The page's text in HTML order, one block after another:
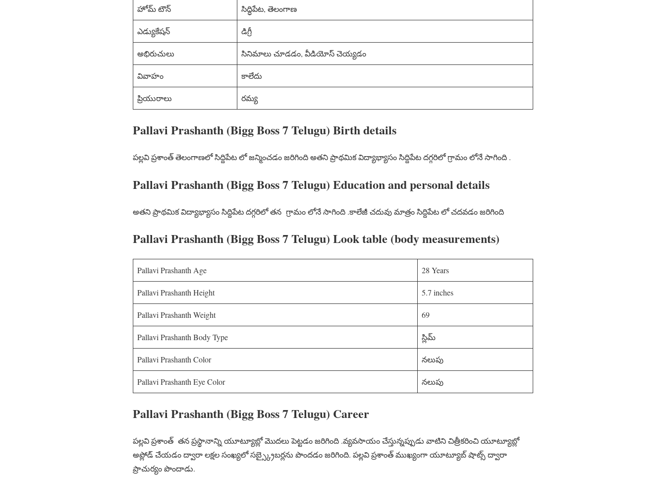
హోమ్ టౌన్ సిద్ధిపేట, తెలంగాణ
ఎడ్యుకేషన్ డిగ్రీ
అభిరుచులు సినిమాలు చూడడం, వీడియోస్ చెయ్యడం
వివాహం కాలేదు
ప్రియురాలు రమ్య
Pallavi Prashanth (Bigg Boss 7 Telugu) Birth details
పల్లవి ప్రశాంత్ తెలంగాణలో సిద్దిపేట లో జన్మించడం జరిగింది అతని ప్రాథమిక విద్యాభ్యాసం సిద్దిపేట దగ్గరిలో గ్రామం లోనే సాగింది .
Pallavi Prashanth (Bigg Boss 7 Telugu) Education and personal details
అతని ప్రాథమిక విద్యాభ్యాసం సిద్దిపేట దగ్గరిలో తన గ్రామం లోనే సాగింది .కాలేజీ చదువు మాత్రం సిద్దిపేట లో చదవడం జరిగింది
Pallavi Prashanth (Bigg Boss 7 Telugu) Look table (body measurements)
Pallavi Prashanth Age 28 Years
Pallavi Prashanth Height 5.7 inches
Pallavi Prashanth Weight 69
Pallavi Prashanth Body Type స్లిమ్
Pallavi Prashanth Color నలుపు
Pallavi Prashanth Eye Color నలుపు
Pallavi Prashanth (Bigg Boss 7 Telugu) Career
పల్లవి ప్రశాంత్ తన ప్రస్థానాన్ని యూట్యూబ్లో మొదలు పెట్టడం జరిగింది .వ్యవసాయం చేస్తున్నప్పుడు వాటిని చిత్రీకరించి యూట్యూబ్లో
అప్లోడ్ చేయడం ద్వారా లక్షల సంఖ్యలో సబ్స్క్రైబర్లను పొందడం జరిగింది. పల్లవి ప్రశాంత్ ముఖ్యంగా యూట్యూబ్ షాట్స్ ద్వారా
ప్రాచుర్యం పొందాడు.